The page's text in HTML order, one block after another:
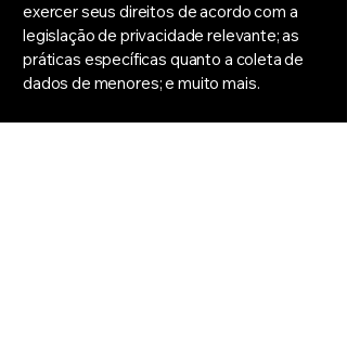
exercer seus direitos de acordo com a
legislação de privacidade relevante; as
práticas específicas quanto a coleta de
dados de menores; e muito mais.